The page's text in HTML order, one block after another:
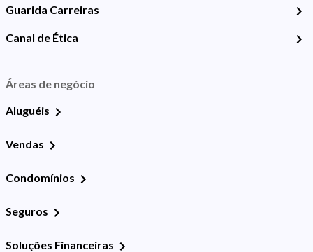
Guarida Carreiras
Canal de Ética
Áreas de negócio
Aluguéis
Vendas
Condomínios
Seguros
Soluções Financeiras